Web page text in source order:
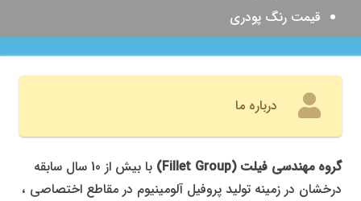
قیمت رنگ پودری
درباره ما
گروه مهندسی فیلت (
Fillet Group
)
با بیش از 10 سال سابقه
درخشان در زمینه تولید پروفیل آلومینیوم در مقاطع اختصاصی ،